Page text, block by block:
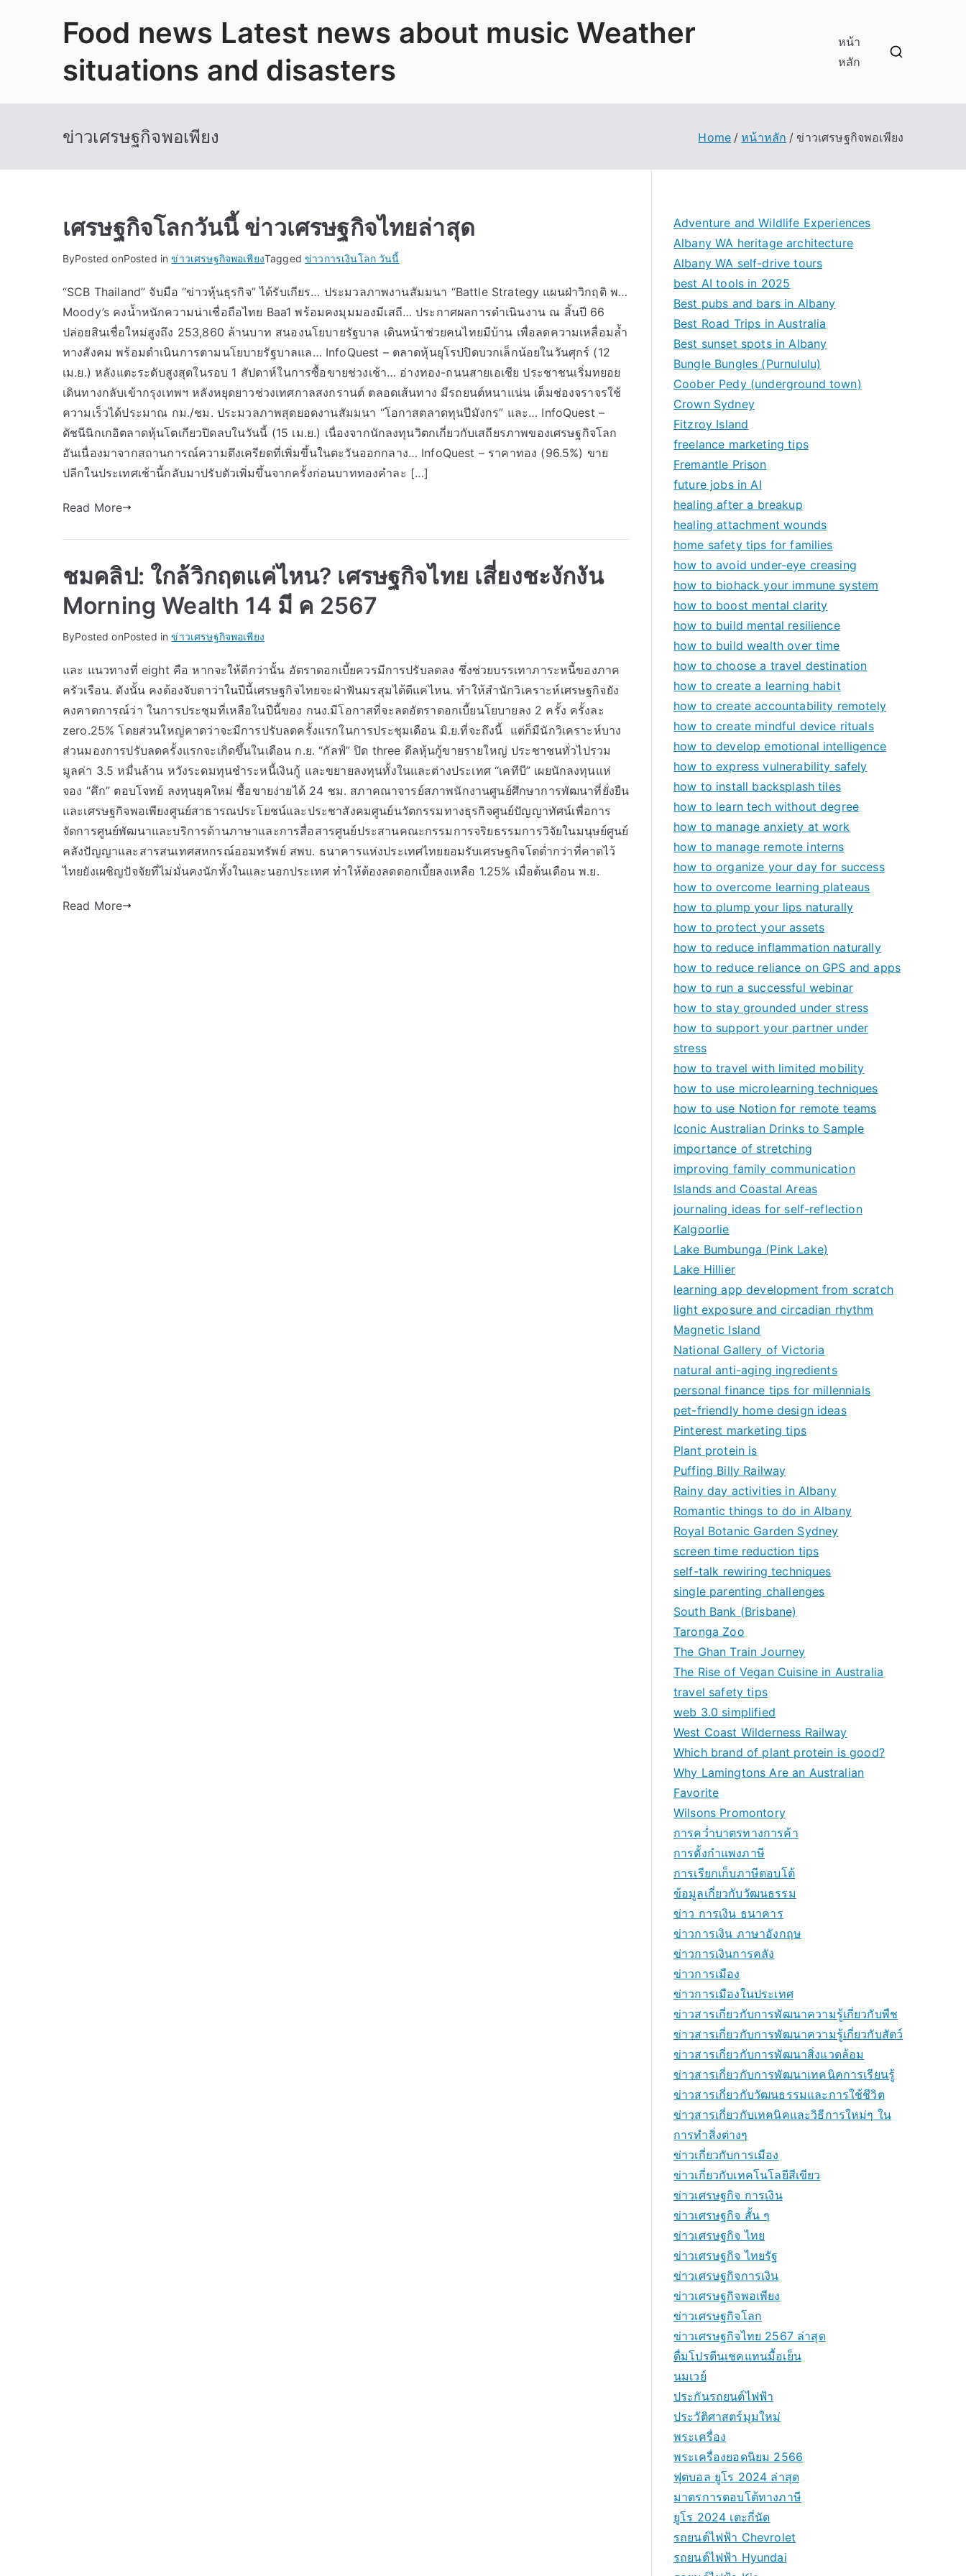
Food news Latest news about music Weather
situations and disasters
หน้า
หลัก
ข่าวเศรษฐกิจพอเพียง Home หน้าหลัก ข่าวเศรษฐกิจพอเพียง
เศรษฐกิจโลกวันนี้ ข่าวเศรษฐกิจไทยล่าสุด
ByPosted onPosted inข่าวเศรษฐกิจพอเพียงTaggedข่าวการเงินโลก วันนี้
“SCB Thailand” จับมือ “ข่าวหุ้นธุรกิจ” ได้รับเกียร… ประมวลภาพงานสัมมนา “Battle Strategy แผนฝ่าวิกฤติ พ…
Moody’s คงน้ำหนักความน่าเชื่อถือไทย Baa1 พร้อมคงมุมมองมีเสถี… ประกาศผลการดำเนินงาน ณ สิ้นปี 66
ปล่อยสินเชื่อใหม่สูงถึง 253,860 ล้านบาท สนองนโยบายรัฐบาล เดินหน้าช่วยคนไทยมีบ้าน เพื่อลดความเหลื่อมล้ำ
ทางสังคม พร้อมดำเนินการตามนโยบายรัฐบาลแล… InfoQuest – ตลาดหุ้นยุโรปปิดบวกเล็กน้อยในวันศุกร์ (12
เม.ย.) หลังแตะระดับสูงสุดในรอบ 1 สัปดาห์ในการซื้อขายช่วงเช้า… อ่างทอง-ถนนสายเอเชีย ประชาชนเริ่มทยอย
เดินทางกลับเข้ากรุงเทพฯ หลังหยุดยาวช่วงเทศกาลสงกรานต์ ตลอดเส้นทาง มีรถยนต์หนาแน่น เต็มช่องจราจรใช้
ความเร็วได้ประมาณ กม./ชม. ประมวลภาพสุดยอดงานสัมมนา “โอกาสตลาดทุนปีมังกร” และ… InfoQuest –
ดัชนีนิกเกอิตลาดหุ้นโตเกียวปิดลบในวันนี้ (15 เม.ย.) เนื่องจากนักลงทุนวิตกเกี่ยวกับเสถียรภาพของเศรษฐกิจโลก
อันเนื่องมาจากสถานการณ์ความตึงเครียดที่เพิ่มขึ้นในตะวันออกกลาง… InfoQuest – ราคาทอง (96.5%) ขาย
ปลีกในประเทศเช้านี้กลับมาปรับตัวเพิ่มขึ้นจากครั้งก่อนบาททองคำละ […]
Read More
ชมคลิป: ใกล้วิกฤตแค่ไหน? เศรษฐกิจไทย เสี่ยงชะงักงัน
Morning Wealth 14 มี ค 2567
ByPosted onPosted inข่าวเศรษฐกิจพอเพียง
และ แนวทางที่ eight คือ หากจะให้ดีกว่านั้น อัตราดอกเบี้ยควรมีการปรับลดลง ซึ่งช่วยบรรเทาภาระหนี้ของภาค
ครัวเรือน. ดังนั้น คงต้องจับตาว่าในปีนี้เศรษฐกิจไทยจะฝ่าฟันมรสุมได้ดีแค่ไหน. ทำให้สำนักวิเคราะห์เศรษฐกิจยัง
คงคาดการณ์ว่า ในการประชุมที่เหลือในปีนี้ของ กนง.มีโอกาสที่จะลดอัตราดอกเบี้ยนโยบายลง 2 ครั้ง ครั้งละ
zero.25% โดยส่วนใหญ่คาดว่าจะมีการปรับลดครั้งแรกในการประชุมเดือน มิ.ย.ที่จะถึงนี้ แต่ก็มีนักวิเคราะห์บาง
ส่วนมองการปรับลดครั้งแรกจะเกิดขึ้นในเดือน ก.ย. “กัลฟ์” ปิด three ดีลหุ้นกู้ขายรายใหญ่ ประชาชนทั่วไปรวม
มูลค่า 3.5 หมื่นล้าน หวังระดมทุนชำระหนี้เงินกู้ และขยายลงทุนทั้งในและต่างประเทศ “เคทีบี” เผยนักลงทุนแห่
จอง “คึก” ตอบโจทย์ ลงทุนยุคใหม่ ซื้อขายง่ายได้ 24 ชม. สภาคณาจารย์สภาพนักงานศูนย์ศึกษาการพัฒนาที่ยั่งยืน
และเศรษฐกิจพอเพียงศูนย์สาธารณประโยชน์และประชาสังคมศูนย์นวัตกรรมทางธุรกิจศูนย์ปัญญาทัศน์เพื่อการ
จัดการศูนย์พัฒนาและบริการด้านภาษาและการสื่อสารศูนย์ประสานคณะกรรมการจริยธรรมการวิจัยในมนุษย์ศูนย์
คลังปัญญาและสารสนเทศสหกรณ์ออมทรัพย์ สพบ. ธนาคารแห่งประเทศไทยยอมรับเศรษฐกิจโตต่ำกว่าที่คาดไว้
ไทยยังเผชิญปัจจัยที่ไม่มั่นคงนักทั้งในและนอกประเทศ ทำให้ต้องลดดอกเบี้ยลงเหลือ 1.25% เมื่อต้นเดือน พ.ย.
Read More
Adventure and Wildlife Experiences
Albany WA heritage architecture
Albany WA self-drive tours
best AI tools in 2025
Best pubs and bars in Albany
Best Road Trips in Australia
Best sunset spots in Albany
Bungle Bungles (Purnululu)
Coober Pedy (underground town)
Crown Sydney
Fitzroy Island
freelance marketing tips
Fremantle Prison
future jobs in AI
healing after a breakup
healing attachment wounds
home safety tips for families
how to avoid under-eye creasing
how to biohack your immune system
how to boost mental clarity
how to build mental resilience
how to build wealth over time
how to choose a travel destination
how to create a learning habit
how to create accountability remotely
how to create mindful device rituals
how to develop emotional intelligence
how to express vulnerability safely
how to install backsplash tiles
how to learn tech without degree
how to manage anxiety at work
how to manage remote interns
how to organize your day for success
how to overcome learning plateaus
how to plump your lips naturally
how to protect your assets
how to reduce inflammation naturally
how to reduce reliance on GPS and apps
how to run a successful webinar
how to stay grounded under stress
how to support your partner under
stress
how to travel with limited mobility
how to use microlearning techniques
how to use Notion for remote teams
Iconic Australian Drinks to Sample
importance of stretching
improving family communication
Islands and Coastal Areas
journaling ideas for self-reflection
Kalgoorlie
Lake Bumbunga (Pink Lake)
Lake Hillier
learning app development from scratch
light exposure and circadian rhythm
Magnetic Island
National Gallery of Victoria
natural anti-aging ingredients
personal finance tips for millennials
pet-friendly home design ideas
Pinterest marketing tips
Plant protein is
Puffing Billy Railway
Rainy day activities in Albany
Romantic things to do in Albany
Royal Botanic Garden Sydney
screen time reduction tips
self-talk rewiring techniques
single parenting challenges
South Bank (Brisbane)
Taronga Zoo
The Ghan Train Journey
The Rise of Vegan Cuisine in Australia
travel safety tips
web 3.0 simplified
West Coast Wilderness Railway
Which brand of plant protein is good?
Why Lamingtons Are an Australian
Favorite
Wilsons Promontory
การคว่ำบาตรทางการค้า
การตั้งกำแพงภาษี
การเรียกเก็บภาษีตอบโต้
ข้อมูลเกี่ยวกับวัฒนธรรม
ข่าว การเงิน ธนาคาร
ข่าวการเงิน ภาษาอังกฤษ
ข่าวการเงินการคลัง
ข่าวการเมือง
ข่าวการเมืองในประเทศ
ข่าวสารเกี่ยวกับการพัฒนาความรู้เกี่ยวกับพืช
ข่าวสารเกี่ยวกับการพัฒนาความรู้เกี่ยวกับสัตว์
ข่าวสารเกี่ยวกับการพัฒนาสิ่งแวดล้อม
ข่าวสารเกี่ยวกับการพัฒนาเทคนิคการเรียนรู้
ข่าวสารเกี่ยวกับวัฒนธรรมและการใช้ชีวิต
ข่าวสารเกี่ยวกับเทคนิคและวิธีการใหม่ๆ ใน
การทำสิ่งต่างๆ
ข่าวเกี่ยวกับการเมือง
ข่าวเกี่ยวกับเทคโนโลยีสีเขียว
ข่าวเศรษฐกิจ การเงิน
ข่าวเศรษฐกิจ สั้น ๆ
ข่าวเศรษฐกิจ ไทย
ข่าวเศรษฐกิจ ไทยรัฐ
ข่าวเศรษฐกิจการเงิน
ข่าวเศรษฐกิจพอเพียง
ข่าวเศรษฐกิจโลก
ข่าวเศรษฐกิจไทย 2567 ล่าสุด
ดื่มโปรตีนเชคแทนมื้อเย็น
นมเวย์
ประกันรถยนต์ไฟฟ้า
ประวัติศาสตร์มุมใหม่
พระเครื่อง
พระเครื่องยอดนิยม 2566
ฟุตบอล ยูโร 2024 ล่าสุด
มาตรการตอบโต้ทางภาษี
ยูโร 2024 เตะกี่นัด
รถยนต์ไฟฟ้า Chevrolet
รถยนต์ไฟฟ้า Hyundai